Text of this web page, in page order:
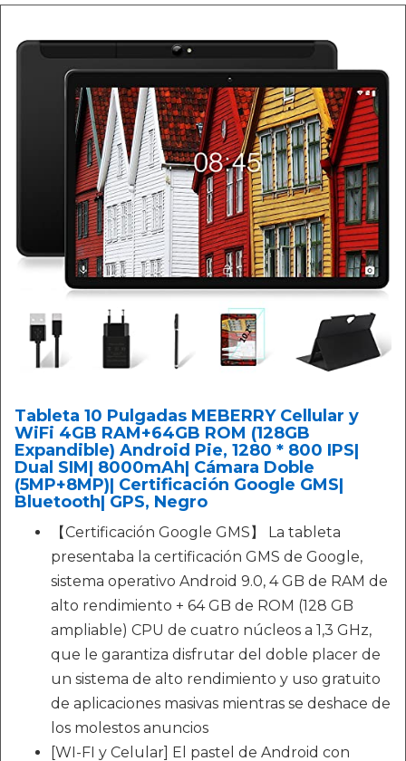
Tableta 10 Pulgadas MEBERRY Cellular y
WiFi 4GB RAM+64GB ROM (128GB
Expandible) Android Pie, 1280 * 800 IPS|
Dual SIM| 8000mAh| Cámara Doble
(5MP+8MP)| Certificación Google GMS|
Bluetooth| GPS, Negro
【Certificación Google GMS】 La tableta
presentaba la certificación GMS de Google,
sistema operativo Android 9.0, 4 GB de RAM de
alto rendimiento + 64 GB de ROM (128 GB
ampliable) CPU de cuatro núcleos a 1,3 GHz,
que le garantiza disfrutar del doble placer de
un sistema de alto rendimiento y uso gratuito
de aplicaciones masivas mientras se deshace de
los molestos anuncios
[WI-FI y Celular] El pastel de Android con